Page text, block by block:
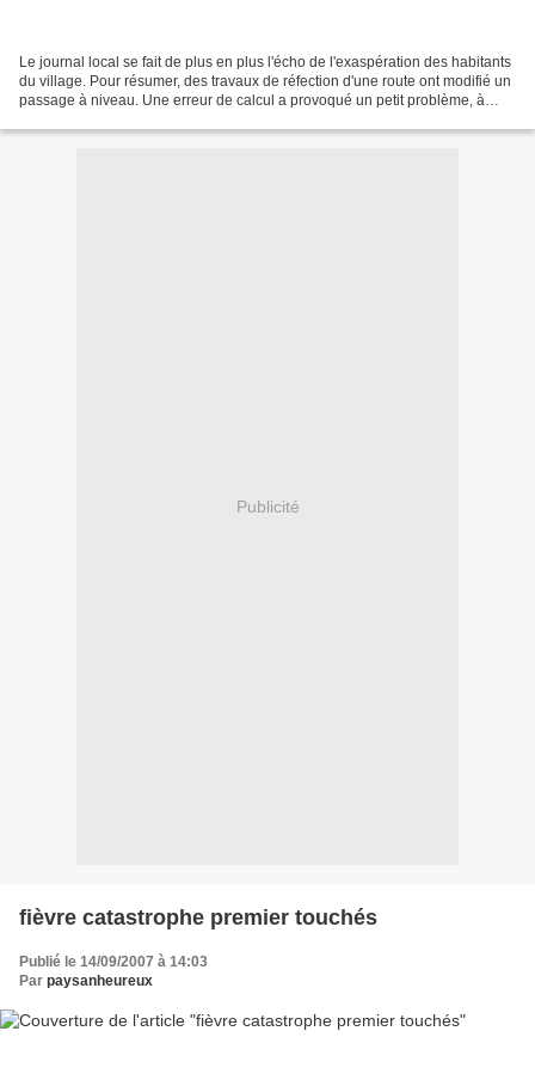
Le journal local se fait de plus en plus l'écho de l'exaspération des habitants
du village. Pour résumer, des travaux de réfection d'une route ont modifié un
passage à niveau. Une erreur de calcul a provoqué un petit problème, à
Publicité
fièvre catastrophe premier touchés
Publié le 14/09/2007 à 14:03
Par paysanheureux